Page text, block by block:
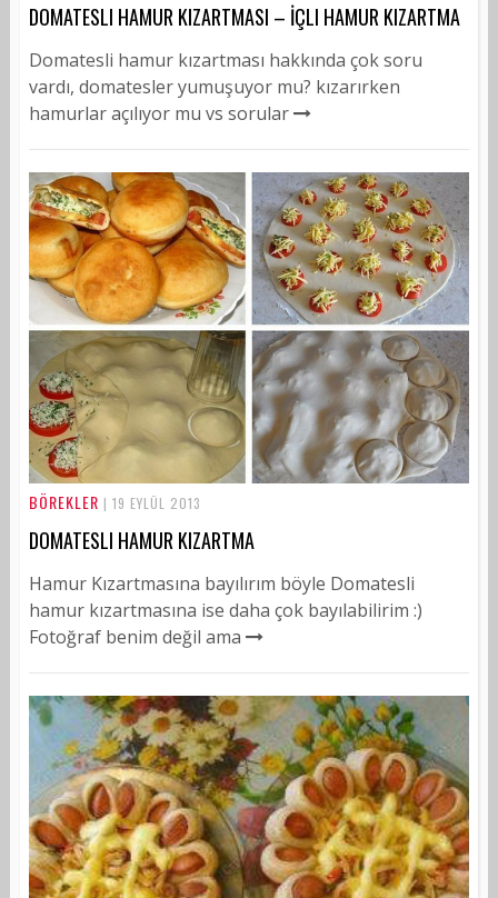
DOMATESLI HAMUR KIZARTMASI – İÇLI HAMUR KIZARTMA
Domatesli hamur kızartması hakkında çok soru
vardı, domatesler yumuşuyor mu? kızarırken
hamurlar açılıyor mu vs sorular
BÖREKLER | 19 EYLÜL 2013
DOMATESLI HAMUR KIZARTMA
Hamur Kızartmasına bayılırım böyle Domatesli
hamur kızartmasına ise daha çok bayılabilirim :)
Fotoğraf benim değil ama